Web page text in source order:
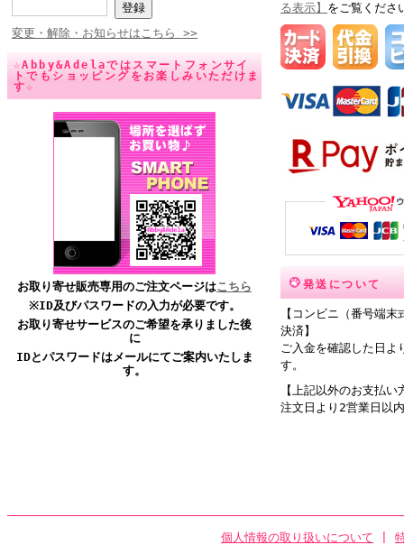
変更・解除・お知らせはこちら >>
☆Abby&Adelaではスマートフォンサイ
トでもショッピングをお楽しみいただけま
す☆
お取り寄せ販売専用のご注文ページはこちら
※ID及びパスワードの入力が必要です。
お取り寄せサービスのご希望を承りました後
に
IDとパスワードはメールにてご案内いたしま
す。
る表示】 をご覧くださ
発送について
【コンビニ（番号端
決済】
ご入金を確認した日よ
す。
【上記以外のお支払い
注文日より2営業日以
個人情報の取り扱いについて